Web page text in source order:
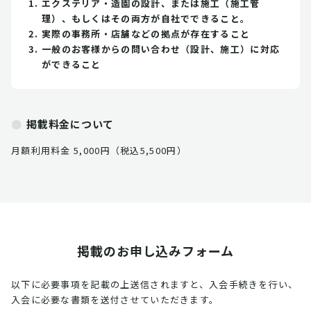
エクステリア・造園の設計、または施工（施工管
理）、もしくはその両方が自社でできること。
実際の事務所・店舗などの拠点が存在すること
一般のお客様からの問い合わせ（設計、施工）に対応
ができること
掲載料金について
月額利用料金 5,000円（税込5,500円）
掲載のお申し込みフォーム
以下に必要事項を記載の上送信されますと、入会手続きを行い、
入会に必要な書類を送付させていただきます。